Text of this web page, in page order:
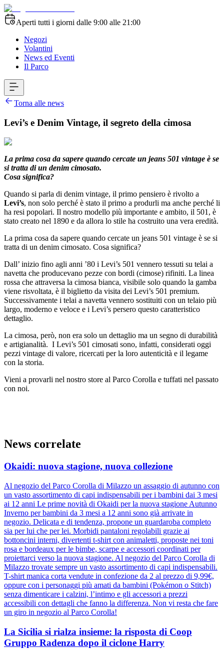
Aperti tutti i giorni dalle 9:00 alle 21:00
Negozi
Volantini
News ed Eventi
Il Parco
Torna alle news
Levi’s e Denim Vintage, il segreto della cimosa
La prima cosa da sapere quando cercate un jeans 501 vintage è se
si tratta di un denim cimosato.
Cosa significa?
Quando si parla di denim vintage, il primo pensiero è rivolto a
Levi’s, non solo perché è stato il primo a produrli ma anche perché li
ha resi popolari. Il nostro modello più importante e ambito, il 501, è
stato creato nel 1890 e da allora lo stile ha costruito una vera eredità.
La prima cosa da sapere quando cercate un jeans 501 vintage è se si
tratta di un denim cimosato. Cosa significa?
Dall’ inizio fino agli anni ’80 i Levi’s 501 vennero tessuti su telai a
navetta che producevano pezze con bordi (cimose) rifiniti. La linea
rossa che attraversa la cimosa bianca, visibile solo quando la gamba
viene risvoltata, è il biglietto da visita dei Levi’s 501 premium.
Successivamente i telai a navetta vennero sostituiti con un telaio più
largo, moderno e veloce e i Levi’s persero questo caratteristico
dettaglio.
La cimosa, però, non era solo un dettaglio ma un segno di durabilità
e artigianalità. I Levi’s 501 cimosati sono, infatti, considerati oggi
pezzi vintage di valore, ricercati per la loro autenticità e il legame
con la storia.
Vieni a provarli nel nostro store al Parco Corolla e tuffati nel passato
con noi.
News correlate
Okaidi: nuova stagione, nuova collezione
Al negozio del Parco Corolla di Milazzo un assaggio di autunno con
un vasto assortimento di capi indispensabili per i bambini dai 3 mesi
ai 12 anni Le prime novità di Okaidi per la nuova stagione Autunno
Inverno per bambini da 3 mesi a 12 anni sono già arrivate in
negozio. Delicata e di tendenza, propone un guardaroba completo
sia per lui che per lei. Morbidi pantaloni regolabili grazie ai
bottoncini interni, divertenti t-shirt con animaletti, proposte nei toni
rosa e bordeaux per le bimbe, scarpe e accessori coordinati per
proiettarci verso la nuova stagione. Al negozio del Parco Corolla di
Milazzo trovate sempre un vasto assortimento di capi indispensabili.
T-shirt manica corta vendute in confezione da 2 al prezzo di 9,99€,
oppure con i personaggi più amati da bambini (Pokémon o Stitch)
senza dimenticare i calzini, l’intimo e gli accessori a prezzi
accessibili con dettagli che fanno la differenza. Non vi resta che fare
un giro in negozio al Parco Corolla!
La Sicilia si rialza insieme: la risposta di Coop
Gruppo Radenza dopo il ciclone Harry